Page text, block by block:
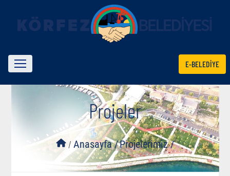
E-BELEDİYE
Projeler
/ Anasayfa /Projelerimiz /